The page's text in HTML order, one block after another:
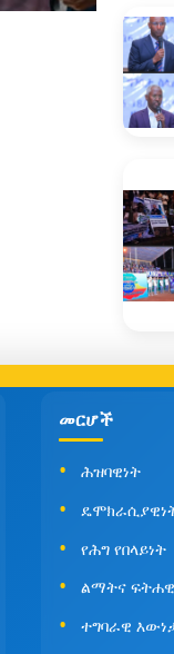
መርሆች
ሕዝባዊነት
የሕግ የበላይነት
ልማትና
ተግባራዊ